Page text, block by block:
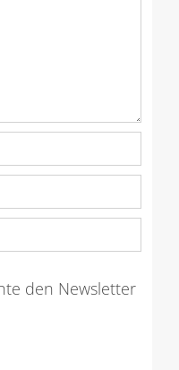
den Newsletter